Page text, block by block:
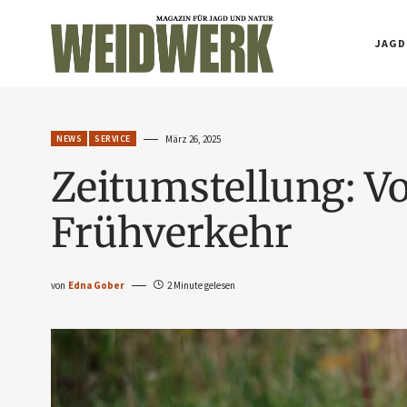
NEWS SERVICE März 26, 2025
Zeitumstellung:
Frühverkehr
von Edna Gober 2 Minute gelesen